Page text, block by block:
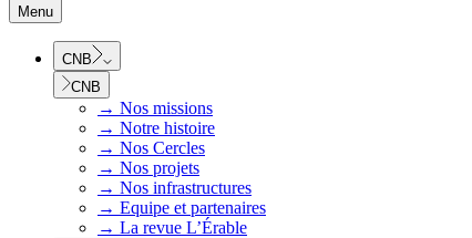
Menu
CNB
CNB
→ Nos missions
→ Notre histoire
→ Nos Cercles
→ Nos projets
→ Nos infrastructures
→ Equipe et partenaires
→ La revue L’Érable